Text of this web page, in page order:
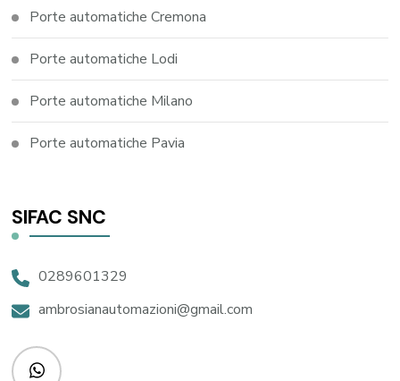
Porte automatiche Cremona
Porte automatiche Lodi
Porte automatiche Milano
Porte automatiche Pavia
SIFAC SNC
0289601329
ambrosianautomazioni@gmail.com